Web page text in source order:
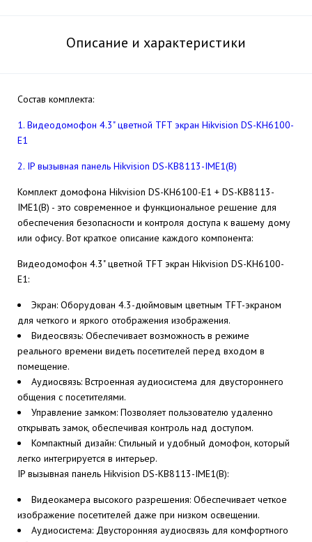
Описание и характеристики
Состав комплекта:
1. Видеодомофон 4.3" цветной TFT экран Hikvision DS-KH6100-
E1
2. IP вызывная панель Hikvision DS-KB8113-IME1(B)
Комплект домофона Hikvision DS-KH6100-E1 + DS-KB8113-
IME1(B) - это современное и функциональное решение для
обеспечения безопасности и контроля доступа к вашему дому
или офису. Вот краткое описание каждого компонента:
Видеодомофон 4.3" цветной TFT экран Hikvision DS-KH6100-
E1:
Экран: Оборудован 4.3-дюймовым цветным TFT-экраном
для четкого и яркого отображения изображения.
Видеосвязь: Обеспечивает возможность в режиме
реального времени видеть посетителей перед входом в
помещение.
Аудиосвязь: Встроенная аудиосистема для двустороннего
общения с посетителями.
Управление замком: Позволяет пользователю удаленно
открывать замок, обеспечивая контроль над доступом.
Компактный дизайн: Стильный и удобный домофон, который
легко интегрируется в интерьер.
IP вызывная панель Hikvision DS-KB8113-IME1(B):
Видеокамера высокого разрешения: Обеспечивает четкое
изображение посетителей даже при низком освещении.
Аудиосистема: Двусторонняя аудиосвязь для комфортного